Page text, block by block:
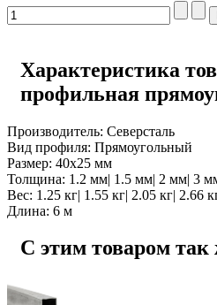
Характеристика
профильная
Производитель: Северсталь
Вид профиля: Прямоугольный
Размер: 40x25 мм
Толщина: 1.2 мм| 1.5 мм| 2 мм| 3
Вес: 1.25 кг| 1.55 кг| 2.05 кг| 2.66
Длина: 6 м
С этим товаром